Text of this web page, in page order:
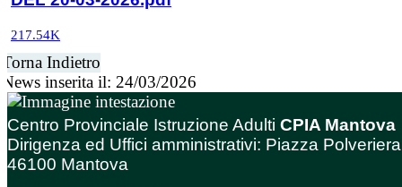
217.54K
Torna Indietro
News inserita il: 24/03/2026
Centro Provinciale Istruzione Adulti CPIA Mantova
Dirigenza ed Uffici amministrativi: Piazza
46100 Mantova